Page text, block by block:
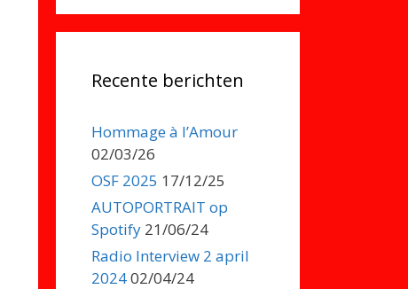
Recente berichten
Hommage à l’Amour
02/03/26
OSF 2025 17/12/25
AUTOPORTRAIT op
Spotify 21/06/24
Radio Interview 2 april
202402/04/24